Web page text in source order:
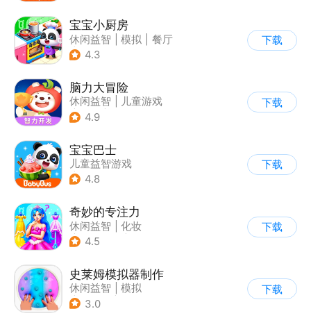
宝宝小厨房
休闲益智 模拟
餐厅
| 宝宝巴士
4.3
下载
脑力大冒险
休闲益智
儿童游戏
| 卡通
4.9
下载
宝宝巴士
儿童益智游戏
| 启蒙早教
4.8
下载
奇妙的专注力
休闲益智
化妆
| 宝宝巴士
4.5
下载
史莱姆模拟器制作
休闲益智
模拟
| 史莱姆
3.0
下载